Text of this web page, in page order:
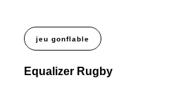
jeu gonflable
Equalizer Rugby